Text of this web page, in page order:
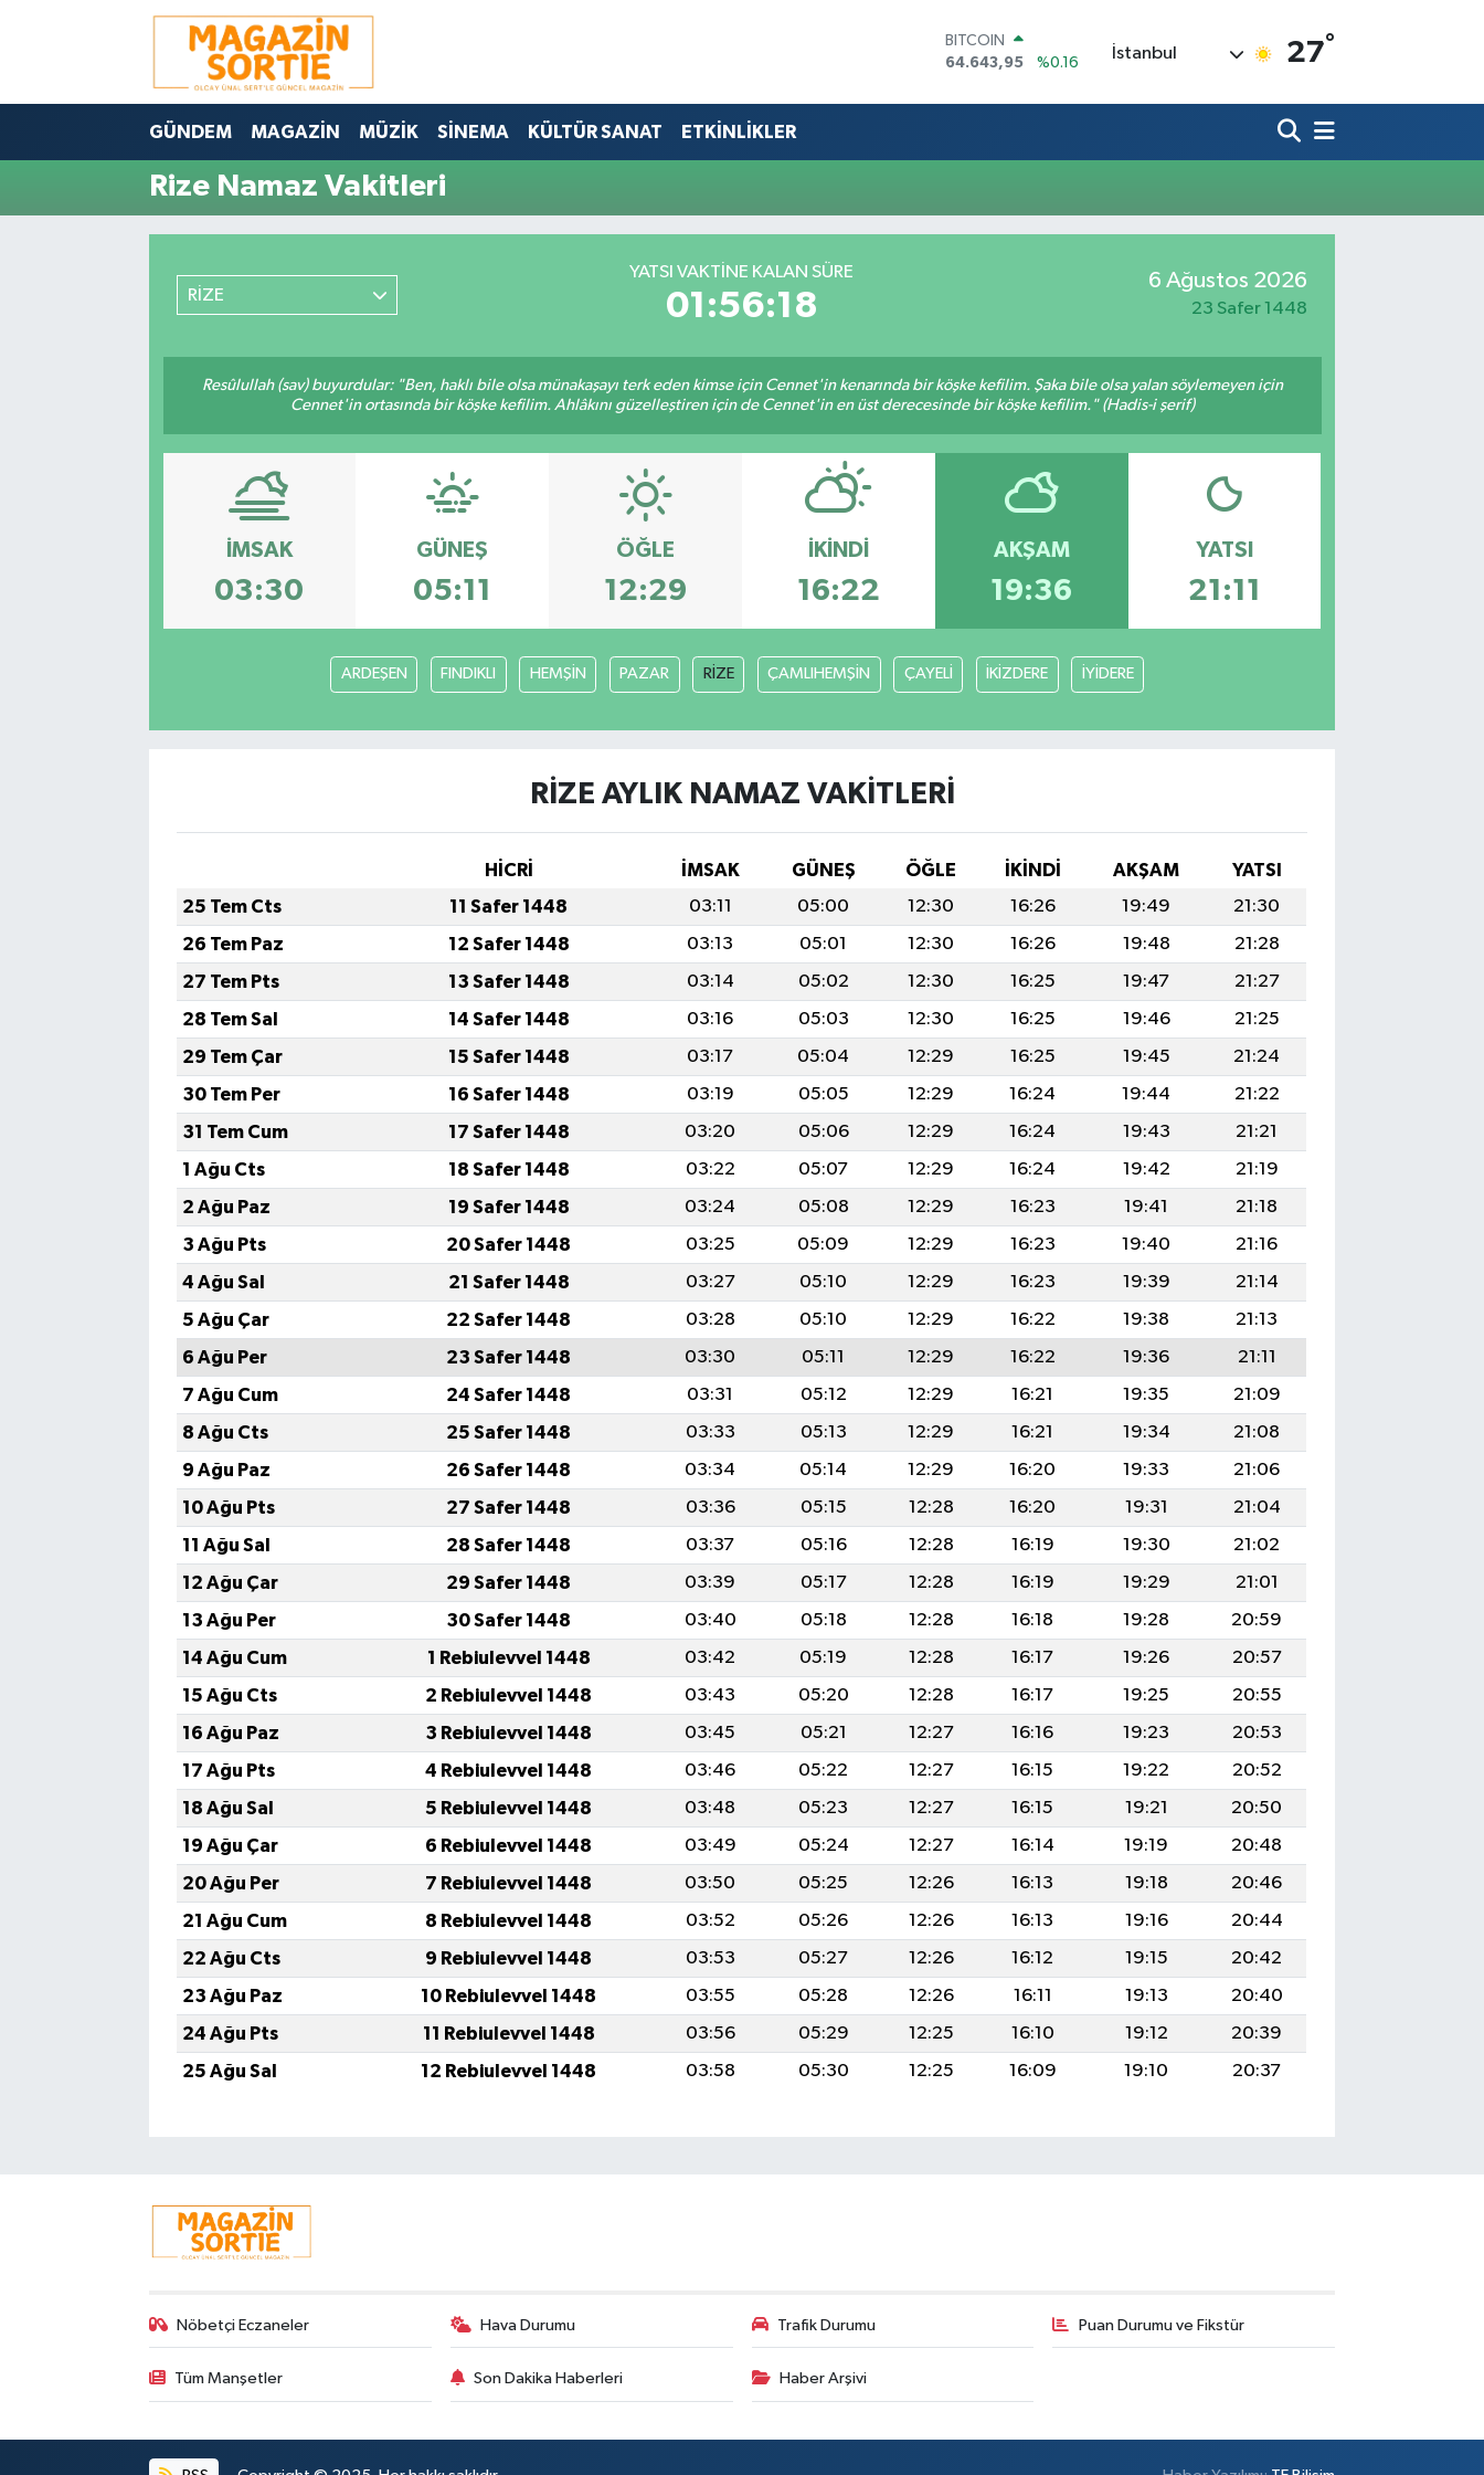
BITCOIN
64.643,95
%0.16
47,6006
%0.06
GRAM ALTIN
İstanbul 27°
GÜNDEM MAGAZİN MÜZİK SİNEMA KÜLTÜR SANAT ETKİNLİKLER
Rize Namaz Vakitleri
RİZE
YATSI VAKTINE KALAN SÜRE
01:56:18
6 Ağustos 2026
23 Safer 1448
Resûlullah (sav) buyurdular: "Ben, haklı bile olsa münakaşayı terk eden kimse için Cennet'in kenarında bir köşke kefilim. Şaka bile olsa yalan söylemeyen için
Cennet'in ortasında bir köşke kefilim. Ahlâkını güzelleştiren için de Cennet'in en üst derecesinde bir köşke kefilim." (Hadis-i şerif)
İMSAK
03:30
GÜNEŞ
05:11
ÖĞLE
12:29
İKINDI
16:22
AKŞAM
19:36
YATSI
21:11
ARDEŞEN FINDIKLI HEMŞİN PAZAR RİZE ÇAMLIHEMŞİN ÇAYELİ İKİZDERE İYİDERE
RİZE AYLIK NAMAZ VAKITLERI
HİCRİ İMSAK GÜNEŞ ÖĞLE İKINDI AKŞAM
YATSI
25 Tem Cts
11 Safer 1448 03:11 05:00 12:30 16:26 19:49
21:30
26 Tem Paz
12 Safer 1448 03:13 05:01 12:30 16:26 19:48
21:28
27 Tem Pts
13 Safer 1448 03:14 05:02 12:30 16:25 19:47
21:27
28 Tem Sal
14 Safer 1448 03:16 05:03 12:30 16:25 19:46
21:25
29 Tem Çar
15 Safer 1448 03:17 05:04 12:29 16:25 19:45
21:24
30 Tem Per
16 Safer 1448 03:19 05:05 12:29 16:24 19:44
21:22
31 Tem Cum
17 Safer 1448 03:20 05:06 12:29 16:24 19:43
21:21
1 Ağu Cts
18 Safer 1448 03:22 05:07 12:29 16:24 19:42
21:19
2 Ağu Paz
19 Safer 1448 03:24 05:08 12:29 16:23 19:41
21:18
3 Ağu Pts
20 Safer 1448 03:25 05:09 12:29 16:23 19:40
21:16
4 Ağu Sal
21 Safer 1448 03:27 05:10 12:29 16:23 19:39
21:14
5 Ağu Çar
22 Safer 1448 03:28 05:10 12:29 16:22 19:38
21:13
6 Ağu Per
23 Safer 1448 03:30 05:11 12:29 16:22 19:36
21:11
7 Ağu Cum
24 Safer 1448 03:31 05:12 12:29 16:21 19:35
21:09
8 Ağu Cts
25 Safer 1448 03:33 05:13 12:29 16:21 19:34
21:08
9 Ağu Paz
26 Safer 1448 03:34 05:14 12:29 16:20 19:33
21:06
10 Ağu Pts
27 Safer 1448 03:36 05:15 12:28 16:20 19:31
21:04
11 Ağu Sal
28 Safer 1448 03:37 05:16 12:28 16:19 19:30
21:02
12 Ağu Çar
29 Safer 1448 03:39 05:17 12:28 16:19 19:29
21:01
13 Ağu Per
30 Safer 1448 03:40 05:18 12:28 16:18 19:28
20:59
14 Ağu Cum
1 Rebiulevvel 1448 03:42 05:19 12:28 16:17 19:26
20:57
15 Ağu Cts
2 Rebiulevvel 1448 03:43 05:20 12:28 16:17 19:25
20:55
16 Ağu Paz
3 Rebiulevvel 1448 03:45 05:21 12:27 16:16 19:23
20:53
17 Ağu Pts
4 Rebiulevvel 1448 03:46 05:22 12:27 16:15 19:22
20:52
18 Ağu Sal
5 Rebiulevvel 1448 03:48 05:23 12:27 16:15 19:21
20:50
19 Ağu Çar
6 Rebiulevvel 1448 03:49 05:24 12:27 16:14 19:19
20:48
20 Ağu Per
7 Rebiulevvel 1448 03:50 05:25 12:26 16:13 19:18
20:46
21 Ağu Cum
8 Rebiulevvel 1448 03:52 05:26 12:26 16:13 19:16
20:44
22 Ağu Cts
9 Rebiulevvel 1448 03:53 05:27 12:26 16:12 19:15
20:42
23 Ağu Paz
10 Rebiulevvel 1448 03:55 05:28 12:26 16:11 19:13
20:40
24 Ağu Pts
11 Rebiulevvel 1448 03:56 05:29 12:25 16:10 19:12
20:39
25 Ağu Sal
12 Rebiulevvel 1448 03:58 05:30 12:25 16:09 19:10 20:37
Nöbetçi Eczaneler Hava Durumu Trafik Durumu Puan Durumu ve Fikstür
Tüm Manşetler Son Dakika Haberleri Haber Arşivi
Nöbetçi Eczaneler
Hava Durumu
Trafik Durumu